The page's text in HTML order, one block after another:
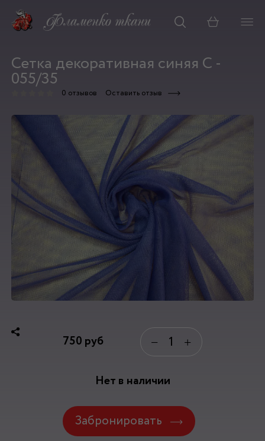
Корзина
Сетка декоративная синяя С -
055/35
0 отзывов Оставить отзыв
750 руб − +
Нет в наличии
Забронировать